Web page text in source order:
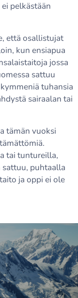
pelkästään
että osallistujat
kun ensiapua
jossa
sattuu
tuhansia
sairaalan tai
tämän vuoksi
tai tuntureilla,
puhtaalla
ja oppi ei ole